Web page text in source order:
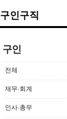
구인구직
구인
전체
재무·회계
인사·총무